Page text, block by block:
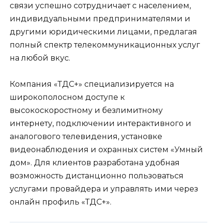
связи успешно сотрудничает с населением,
индивидуальными предпринимателями и
другими юридическими лицами, предлагая
полный спектр телекоммуникационных услуг
на любой вкус.
Компания «ТДС+» специализируется на
широкополосном доступе к
высокоскоростному и безлимитному
интернету, подключении интерактивного и
аналогового телевидения, установке
видеонаблюдения и охранных систем «Умный
дом». Для клиентов разработана удобная
возможность дистанционно пользоваться
услугами провайдера и управлять ими через
онлайн профиль «ТДС+».